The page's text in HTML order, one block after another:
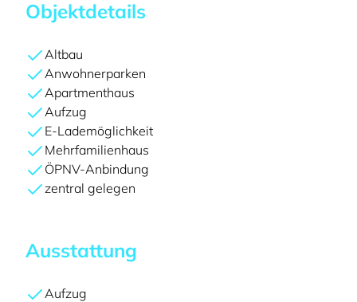
Objektdetails
Altbau
Anwohnerparken
Apartmenthaus
Aufzug
E-Lademöglichkeit
Mehrfamilienhaus
ÖPNV-Anbindung
zentral gelegen
Ausstattung
Aufzug